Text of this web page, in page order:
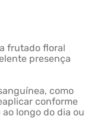
frutado floral
presença
como
conforme
longo do dia ou